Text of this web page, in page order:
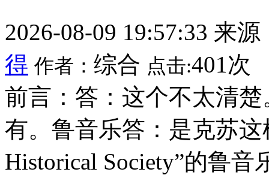
2026-08-09 19:57:33 来源
得 作者： 综合 点击:401次
前言：答：这个不太清
有。鲁音乐答：是克苏这
Historical Society”的鲁音